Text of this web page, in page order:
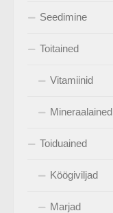
Seedimine
Toitained
Vitamiinid
Mineraalained
Toiduained
Köögiviljad
Marjad